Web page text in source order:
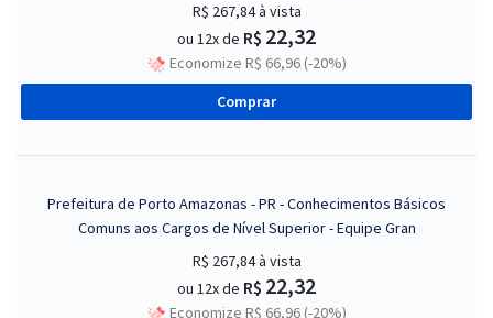
R$ 267,84à vista
ou 12x de R$ 22,32
Economize R$ 66,96 (-20%)
Comprar
Prefeitura de Porto Amazonas - PR - Conhecimentos Básicos
Comuns aos Cargos de Nível Superior - Equipe Gran
R$ 267,84à vista
ou 12x de R$ 22,32
Economize R$ 66,96 (-20%)